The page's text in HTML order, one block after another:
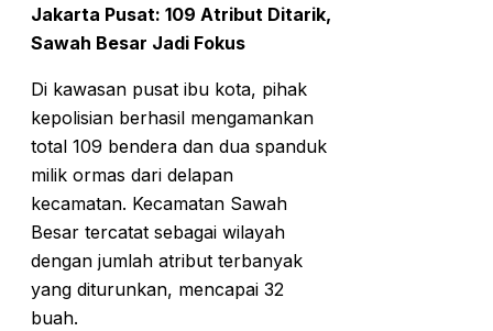
Jakarta Pusat: 109 Atribut Ditarik,
Sawah Besar Jadi Fokus
Di kawasan pusat ibu kota, pihak
kepolisian berhasil mengamankan
total 109 bendera dan dua spanduk
milik ormas dari delapan
kecamatan. Kecamatan Sawah
Besar tercatat sebagai wilayah
dengan jumlah atribut terbanyak
yang diturunkan, mencapai 32
buah.